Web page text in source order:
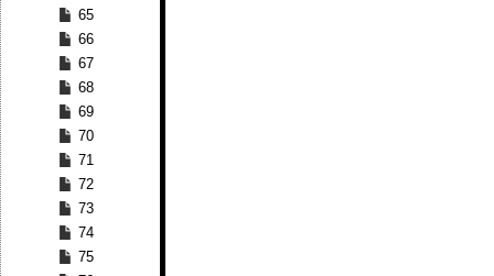
65
66
67
68
69
70
71
72
73
74
75